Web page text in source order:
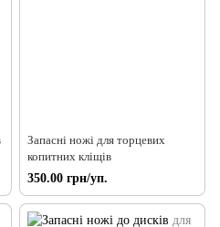
Запасні ножі для торцевих
копитних кліщів
350.00 грн/уп.